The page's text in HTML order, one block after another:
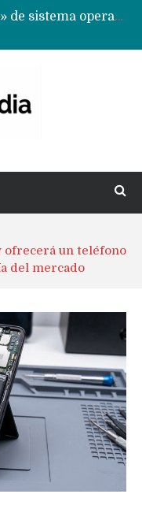
Sailfish OS la «joya» de sistema operativo que Europa planea financiar para competir contra Android, iOS y HarmonyOS
Solo China o Global: Cuáles Huawei MateBook, MatePad y Nova llegarán a Europa y LATAM?
ofrecerá un teléfono
del mercado